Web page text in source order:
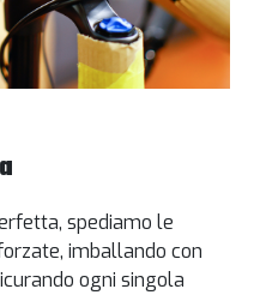
spediamo le
imballando con
ogni singola